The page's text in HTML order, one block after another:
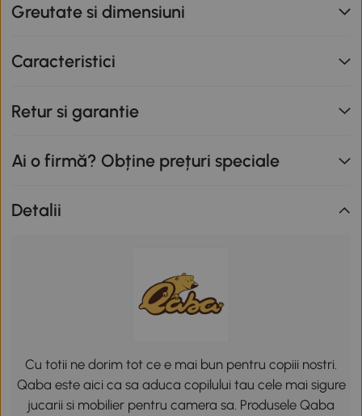
Greutate si dimensiuni
Caracteristici
Retur si garantie
Ai o firmă? Obține prețuri speciale
Detalii
Cu totii ne dorim tot ce e mai bun pentru copiii nostri.
Qaba este aici ca sa aduca copilului tau cele mai sigure
jucarii si mobilier pentru camera sa. Produsele Qaba